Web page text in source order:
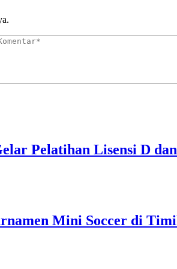
Pelatihan Lisensi D
Mini Soccer di